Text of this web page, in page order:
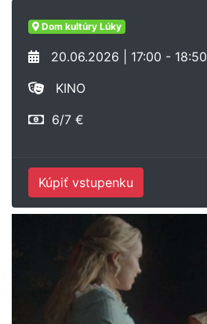
Dom kultúry Lúky
20.06.2026 | 17:00 - 18:50
KINO
6/7 €
Kúpiť vstupenku